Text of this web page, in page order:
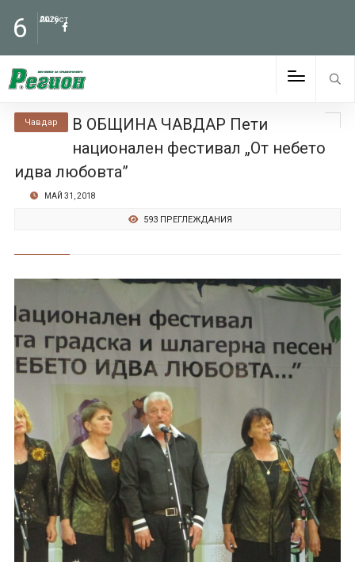
6 Август
2026
Чавдар
В ОБЩИНА ЧАВДАР Пети
национален фестивал „От небето
идва любовта”
МАЙ 31, 2018
593 ПРЕГЛЕЖДАНИЯ